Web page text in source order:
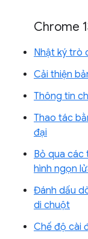
Chrome
Nhật ký trò
Cải thiện
Thông tin
Thao tác
đại
Bỏ qua các
hình ngọn
Đánh dấu
di chuột
Chế độ cài